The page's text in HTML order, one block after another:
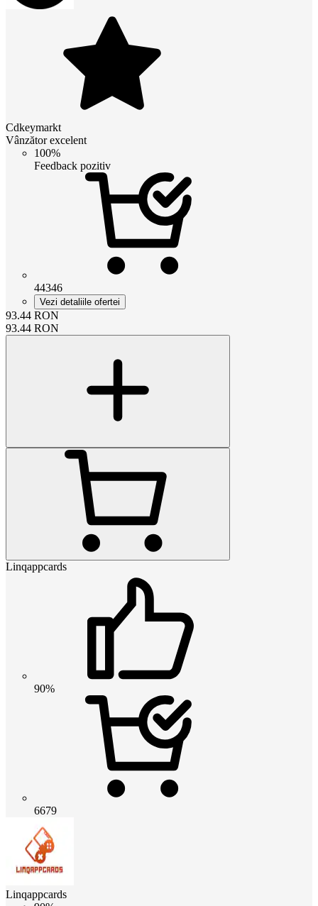
Cdkeymarkt
Vânzător excelent
100%
Feedback pozitiv
44346
Vezi detaliile ofertei
93.44 RON
93.44 RON
Linqappcards
90%
6679
Linqappcards